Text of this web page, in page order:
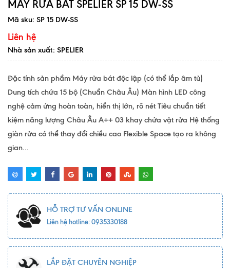
MÁY RỬA BÁT SPELIER SP 15 DW-SS
Mã sku: SP 15 DW-SS
Liên hệ
Nhà sản xuất: SPELIER
Đặc tính sản phẩm Máy rửa bát độc lập (có thể lắp âm tủ)
Dung tích chứa 15 bộ (Chuẩn Châu Âu) Màn hình LED công
nghệ cảm ứng hoàn toàn, hiển thị lớn, rõ nét Tiêu chuẩn tiết
kiệm năng lượng Châu Âu A++ 03 khay chứa vật rửa Hệ thống
giàn rửa có thể thay đổi chiều cao Flexible Space tạo ra không
gian...
HỖ TRỢ TƯ VẤN ONLINE
Liên hệ hotline: 0935330188
LẮP ĐẶT CHUYÊN NGHIỆP